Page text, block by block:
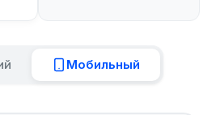
Мобильный